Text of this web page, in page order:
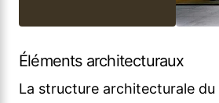
Éléments architecturaux
La structure architecturale du